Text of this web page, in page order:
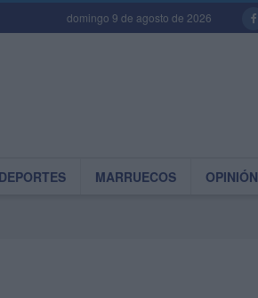
domingo 9 de agosto de 2026
DEPORTES MARRUECOS OPINIÓN